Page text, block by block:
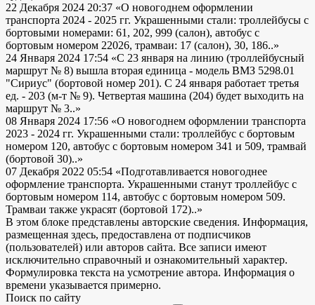
22 Декабря 2024 20:37 «О новогоднем оформлении
транспорта 2024 - 2025 гг. Украшенными стали: троллейбусы с
бортовыми номерами: 61, 202, 999 (салон), автобус с
бортовым номером 22026, трамваи: 17 (салон), 30, 186..»
24 Января 2024 17:54 «С 23 января на линию (троллейбусный
маршрут № 8) вышла вторая единица - модель ВМЗ 5298.01
"Сириус" (бортовой номер 201). С 24 января работает третья
ед. - 203 (м-т № 9). Четвертая машина (204) будет выходить на
маршрут № 3..»
08 Января 2024 17:56 «О новогоднем оформлении транспорта
2023 - 2024 гг. Украшенными стали: троллейбус с бортовым
номером 120, автобус с бортовым номером 341 и 509, трамвай
(бортовой 30)..»
07 Декабря 2022 05:54 «Подготавливается новогоднее
оформление транспорта. Украшенными станут троллейбус с
бортовым номером 114, автобус с бортовым номером 509.
Трамваи также украсят (бортовой 172)..»
В этом блоке представлены авторские сведения. Информация,
размещенная здесь, предоставлена от подписчиков
(пользователей) или авторов сайта. Все записи имеют
исключительно справочный и ознакомительный характер.
Формулировка текста на усмотрение автора. Информация о
времени указывается примерно.
Поиск по сайту